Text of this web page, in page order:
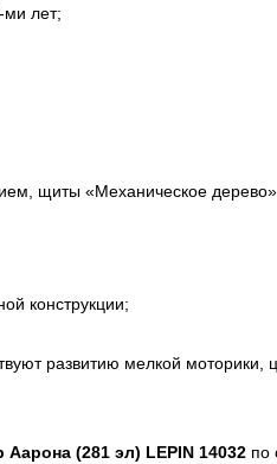
ми лет;
щиты «Механическое
конструкции;
развитию мелкой
Аарона (281 эл) LEPIN 14032 по